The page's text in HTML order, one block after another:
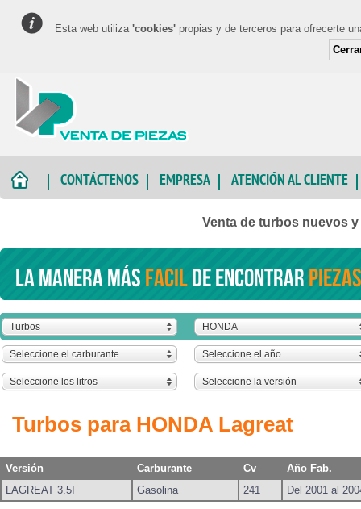
Esta web utiliza 'cookies' propias y de terceros para ofrecerte
CONTÁCTENOS EMPRESA ATENCIÓN AL CLIENTE
Venta de turbos nuevos
La manera másfacilde encontrar
Turbos HONDA
Seleccione el carburante Seleccione el año
Seleccione los litros Seleccione la versión
Turbos para HONDA Lagreat
Versión Carburante Cv
Año Fab.
LAGREAT 3.5I
Gasolina 241 Del 2001 al